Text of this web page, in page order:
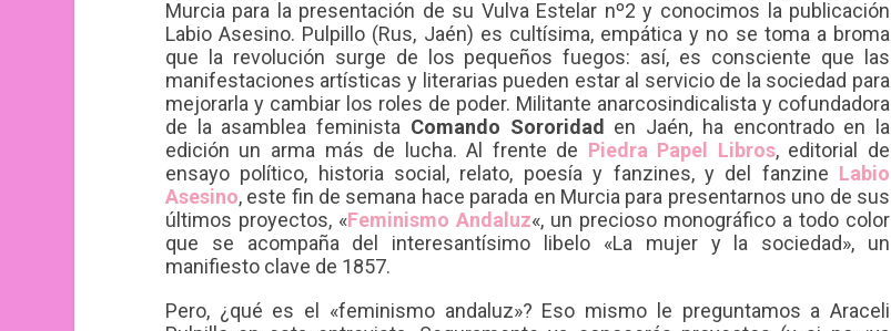
Murcia para la presentación de su Vulva Estelar nº2 y conocimos la publicación
Labio Asesino. Pulpillo (Rus, Jaén) es cultísima, empática y no se toma a broma
que la revolución surge de los pequeños fuegos: así, es consciente que las
manifestaciones artísticas y literarias pueden estar al servicio de la sociedad para
mejorarla y cambiar los roles de poder. Militante anarcosindicalista y cofundadora
de la asamblea feminista Comando Sororidad en Jaén, ha encontrado en la
edición un arma más de lucha. Al frente de Piedra Papel Libros, editorial de
ensayo político, historia social, relato, poesía y fanzines, y del fanzine Labio
Asesino, este fin de semana hace parada en Murcia para presentarnos uno de sus
últimos proyectos, «Feminismo Andaluz«, un precioso monográfico a todo color
que se acompaña del interesantísimo libelo «La mujer y la sociedad», un
manifiesto clave de 1857.
Pero, ¿qué es el «feminismo andaluz»? Eso mismo le preguntamos a Araceli